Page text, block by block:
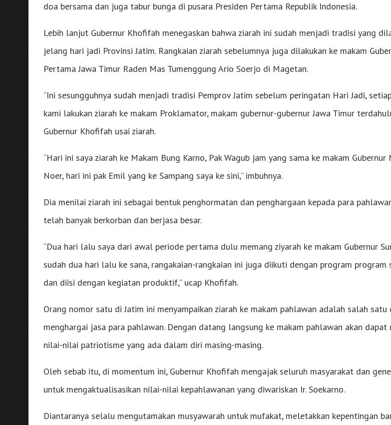
doa bersama dan juga tabur bunga di pusara Presiden Pertama Republik Indonesia.
Lebih lanjut Gubernur Khofifah menegaskan bahwa ziarah ini sudah menjadi tradisi yang
jelang hari jadi Provinsi Jatim. Rangkaian ziarah sebelumnya juga dilakukan ke makam
Pertama Jawa Timur Raden Mas Tumenggung Ario Soerjo di Magetan.
“Ini sesungguhnya sudah menjadi tradisi Pemprov Jatim sebelum peringatan Hari Jadi,
kami lakukan ziarah ke makam Proklamator, makam gubernur-gubernur Jawa Timur
Gubernur Khofifah usai ziarah.
“Hari ini saya ziarah ke Makam Bung Karno, Pak Wagub jam yang sama ke makam Gubernur
Noer, hari ini pak Emil yang ke Sampang saya ke sini,” imbuhnya.
Dia menilai ziarah ini sebagai bentuk penghormatan dan penghargaan kepada para
telah banyak berkorban dan berjasa besar.
“Dua hari lalu saya dari awal periode pertama dulu memang ziyarah ke makam Gubernur
sudah dua hari lalu ke sana, rangakaian-rangkaian ini juga diikuti dengan program program
dan diisi dengan kegiatan produktif,” ucap Khofifah.
Orang nomor satu di Jatim ini menyampaikan ziarah ke makam pahlawan adalah salah satu
menghargai jasa para pahlawan. Dengan datang langsung ke makam pahlawan akan dapat
nilai-nilai patriotisme yang ada dalam diri masing-masing.
Oleh sebab itu, di momentum ini, Gubernur Khofifah mengajak seluruh masyarakat dan
untuk mengaktualisasikan nilai-nilai kepahlawanan yang diwariskan Ir. Soekarno.
Diantaranya selalu mengutamakan musyawarah untuk mufakat, meletakkan kepentingan